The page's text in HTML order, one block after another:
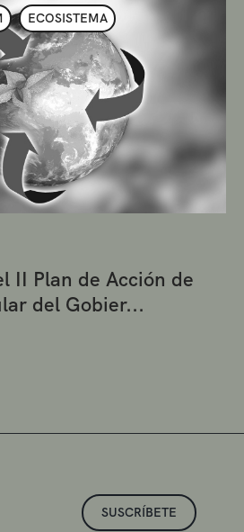
ECOSISTEMA
II Plan de Acción de
del Gobier...
SUSCRÍBETE